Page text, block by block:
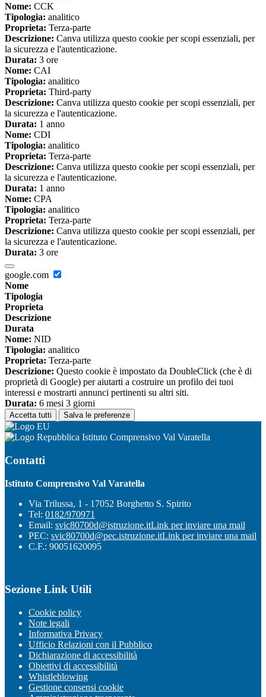
Nome: CCK
Tipologia: analitico
Proprieta: Terza-parte
Descrizione: Canva utilizza questo cookie per scopi essenziali, per
la sicurezza e l'autenticazione.
Durata: 3 ore
Nome: CAI
Tipologia: analitico
Proprieta: Third-party
Descrizione: Canva utilizza questo cookie per scopi essenziali, per
la sicurezza e l'autenticazione.
Durata: 1 anno
Nome: CDI
Tipologia: analitico
Proprieta: Terza-parte
Descrizione: Canva utilizza questo cookie per scopi essenziali, per
la sicurezza e l'autenticazione.
Durata: 1 anno
Nome: CPA
Tipologia: analitico
Proprieta: Terza-parte
Descrizione: Canva utilizza questo cookie per scopi essenziali, per
la sicurezza e l'autenticazione.
Durata: 3 ore
google.com
Nome
Tipologia
Proprieta
Descrizione
Durata
Nome: NID
Tipologia: analitico
Proprieta: Terza-parte
Descrizione: Questo cookie è impostato da DoubleClick (che è di
proprietà di Google) per aiutarti a costruire un profilo dei tuoi
interessi e mostrarti annunci pertinenti su altri siti.
Durata: 6 mesi 3 giorni
Accetta tutti Salva le preferenze
Istituto Comprensivo Val Varatella
Contatti
Istituto Comprensivo Val Varatella
Via Trilussa, 1 - 17052 Borghetto S. Spirito
Tel: 0182/970971
Email: svic80700d@istruzione.itLink per inviare una mail
PEC: svic80700d@pec.istruzione.itLink per inviare una mail
C.F.: 90051620095
Sezione Link Utili
Cookie policy
Note legali
Informativa Privacy
Ufficio Relazioni con il Pubblico
Dichiarazione di accessibilità
Obiettivi di accessibilità
Whistleblowing
Gestione consensi cookie